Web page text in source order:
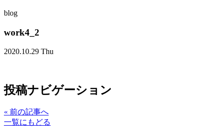
blog
work4_2
2020.10.29 Thu
投稿ナビゲーション
« 前の記事へ
一覧にもどる